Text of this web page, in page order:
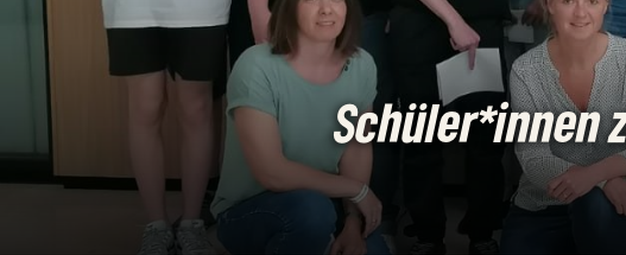
Schüler*innen